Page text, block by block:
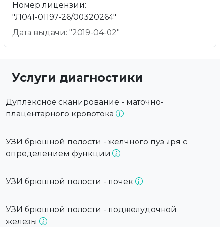
Номер лицензии:
"Л041-01197-26/00320264"
Дата выдачи: "2019-04-02"
Услуги диагностики
Дуплексное сканирование - маточно-
плацентарного кровотока
УЗИ брюшной полости - желчного пузыря с
определением функции
УЗИ брюшной полости - почек
УЗИ брюшной полости - поджелудочной
железы